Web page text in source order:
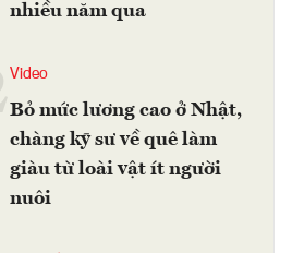
nhiều năm qua
2Video
Bỏ mức lương cao ở Nhật,
chàng kỹ sư về quê làm
giàu từ loài vật ít người
nuôi